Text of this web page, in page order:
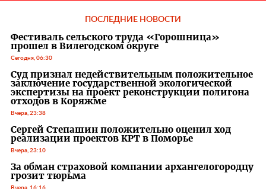
ПОСЛЕДНИЕ НОВОСТИ
Фестиваль сельского труда «Горошница»
прошел в Вилегодском округе
Сегодня, 06:30
Суд признал недействительным положительное
заключение государственной экологической
экспертизы на проект реконструкции полигона
отходов в Коряжме
Вчера, 23:38
Сергей Степашин положительно оценил ход
реализации проектов КРТ в Поморье
Вчера, 23:10
За обман страховой компании архангелогородцу
грозит тюрьма
Вчера, 16:16